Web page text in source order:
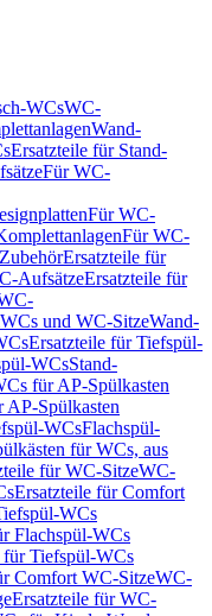
WCsWC-
Wand-
Ersatzteile für Stand-
Für WC-
Für WC-
Für WC-
ZubehörErsatzteile für
AufsätzeErsatzteile für
WCs und WC-SitzeWand-
Ersatzteile für Tiefspül-
WCsStand-
für AP-Spülkasten
AP-Spülkasten
WCsFlachspül-
für WCs, aus
für WC-SitzeWC-
Ersatzteile für Comfort
WCs
Flachspül-WCs
für Tiefspül-WCs
Comfort WC-SitzeWC-
Ersatzteile für WC-